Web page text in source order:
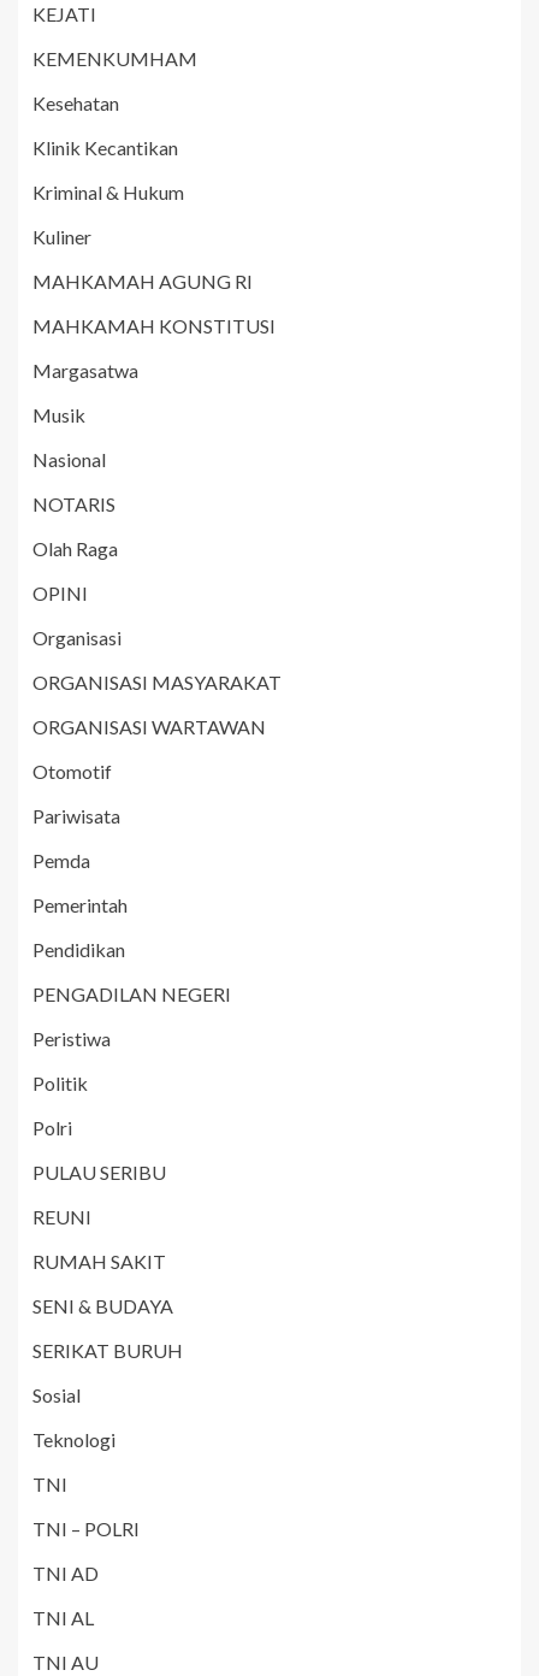
KEJATI
KEMENKUMHAM
Kesehatan
Klinik Kecantikan
Kriminal & Hukum
Kuliner
MAHKAMAH AGUNG RI
MAHKAMAH KONSTITUSI
Margasatwa
Musik
Nasional
NOTARIS
Olah Raga
OPINI
Organisasi
ORGANISASI MASYARAKAT
ORGANISASI WARTAWAN
Otomotif
Pariwisata
Pemda
Pemerintah
Pendidikan
PENGADILAN NEGERI
Peristiwa
Politik
Polri
PULAU SERIBU
REUNI
RUMAH SAKIT
SENI & BUDAYA
SERIKAT BURUH
Sosial
Teknologi
TNI
TNI – POLRI
TNI AD
TNI AL
TNI AU